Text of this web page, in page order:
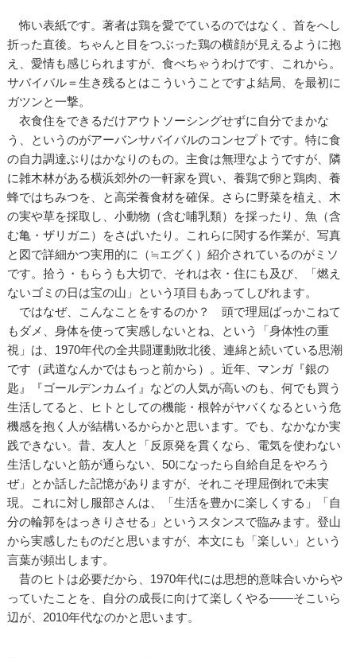
怖い表紙です。著者は鶏を愛でているのではなく、首をへし
折った直後。ちゃんと目をつぶった鶏の横顔が見えるように抱
え、愛情も感じられますが、食べちゃうわけです、これから。
サバイバル＝生き残るとはこういうことですよ結局、を最初に
ガツンと一撃。
衣食住をできるだけアウトソーシングせずに自分でまかな
う、というのがアーバンサバイバルのコンセプトです。特に食
の自力調達ぶりはかなりのもの。主食は無理なようですが、隣
に雑木林がある横浜郊外の一軒家を買い、養鶏で卵と鶏肉、養
蜂ではちみつを、と高栄養食材を確保。さらに野菜を植え、木
の実や草を採取し、小動物（含む哺乳類）を採ったり、魚（含
む亀・ザリガニ）をさばいたり。これらに関する作業が、写真
と図で詳細かつ実用的に（≒エグく）紹介されているのがミソ
です。拾う・もらうも大切で、それは衣・住にも及び、「燃え
ないゴミの日は宝の山」という項目もあってしびれます。
ではなぜ、こんなことをするのか？ 頭で理屈ばっかこねて
もダメ、身体を使って実感しないとね、という「身体性の重
視」は、1970年代の全共闘運動敗北後、連綿と続いている思潮
です（武道なんかではもっと前から）。近年、マンガ『銀の
匙』『ゴールデンカムイ』などの人気が高いのも、何でも買う
生活してると、ヒトとしての機能・根幹がヤバくなるという危
機感を抱く人が結構いるからかと思います。でも、なかなか実
践できない。昔、友人と「反原発を貫くなら、電気を使わない
生活しないと筋が通らない、50になったら自給自足をやろう
ぜ」とか話した記憶がありますが、それこそ理屈倒れで未実
現。これに対し服部さんは、「生活を豊かに楽しくする」「自
分の輪郭をはっきりさせる」というスタンスで臨みます。登山
から実感したものだと思いますが、本文にも「楽しい」という
言葉が頻出します。
昔のヒトは必要だから、1970年代には思想的意味合いからや
っていたことを、自分の成長に向けて楽しくやる——そこいら
辺が、2010年代なのかと思います。